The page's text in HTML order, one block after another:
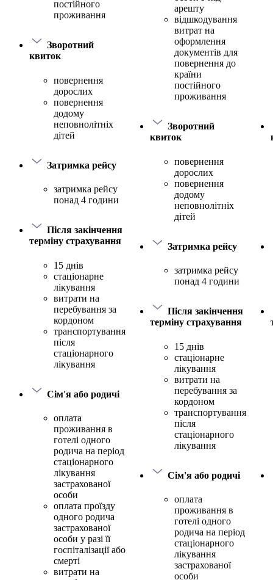
постійного
проживання
Зворотний
квиток
повернення
дорослих
повернення
додому
неповнолітніх
дітей
Затримка рейсу
затримка рейсу
понад 4 години
Після закінчення
терміну страхування
15 днів
стаціонарне
лікування
витрати на
перебування за
кордоном
транспортування
після
стаціонарного
лікування
Сім'я або родичі
оплата
проживання в
готелі одного
родича на період
стаціонарного
лікування
застрахованої
особи
оплата проїзду
одного родича
застрахованої
особи у разі її
госпіталізації або
смерті
витрати на
арешту
відшкодування
витрат на
оформлення
документів для
повернення до
країни
постійного
проживання
Зворотний
квиток
повернення
дорослих
повернення
додому
неповнолітніх
дітей
Затримка рейсу
затримка рейсу
понад 4 години
Після закінчення
терміну страхування
15 днів
стаціонарне
лікування
витрати на
перебування за
кордоном
транспортування
після
стаціонарного
лікування
Сім'я або родичі
оплата
проживання в
готелі одного
родича на період
стаціонарного
лікування
застрахованої
особи